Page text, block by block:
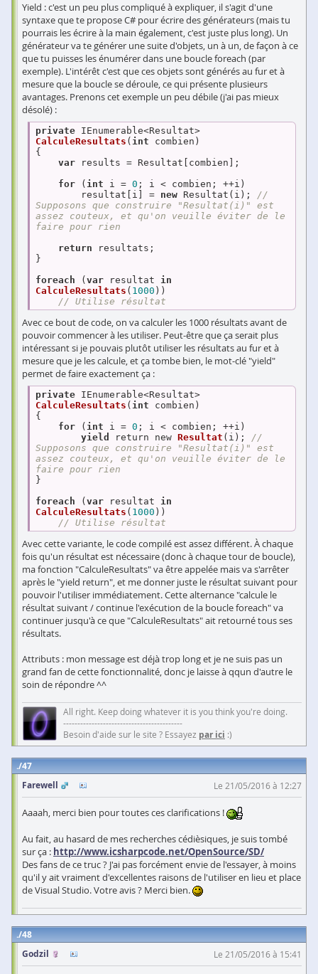
Yield : c'est un peu plus compliqué à expliquer, il s'agit d'une
syntaxe que te propose C# pour écrire des générateurs (mais tu
pourrais les écrire à la main également, c'est juste plus long). Un
générateur va te générer une suite d'objets, un à un, de façon à ce
que tu puisses les énumérer dans une boucle foreach (par
exemple). L'intérêt c'est que ces objets sont générés au fur et à
mesure que la boucle se déroule, ce qui présente plusieurs
avantages. Prenons cet exemple un peu débile (j'ai pas mieux
désolé) :
private
CalculeResultats ( int combien
{
var results = Resultat[combien];
for ( int i = 0 ; i < combien; ++i)
        resultat[i] =
new Resultat(i); //
Supposons que construire "Resultat(i)" est
assez couteux, et qu'on veuille éviter de le
faire pour rien
return resultats;
}
foreach ( var resultat in
CalculeResultats ( 1000 ))
// Utilise résultat
Avec ce bout de code, on va calculer les 1000 résultats avant de
pouvoir commencer à les utiliser. Peut-être que ça serait plus
intéressant si je pouvais plutôt utiliser les résultats au fur et à
mesure que je les calcule, et ça tombe bien, le mot-clé "yield"
permet de faire exactement ça :
private
CalculeResultats ( int combien
{
for ( int i = 0 ; i < combien; ++i)
yield
return new Resultat ( i ) ; //
Supposons que construire "Resultat(i)" est
assez couteux, et qu'on veuille éviter de le
faire pour rien
}
foreach ( var resultat in
CalculeResultats ( 1000 ))
// Utilise résultat
Avec cette variante, le code compilé est assez différent. À chaque
fois qu'un résultat est nécessaire (donc à chaque tour de boucle),
ma fonction "CalculeResultats" va être appelée mais va s'arrêter
après le "yield return", et me donner juste le résultat suivant pour
pouvoir l'utiliser immédiatement. Cette alternance "calcule le
résultat suivant / continue l'exécution de la boucle foreach" va
continuer jusqu'à ce que "CalculeResultats" ait retourné tous ses
résultats.
Attributs : mon message est déjà trop long et je ne suis pas un
grand fan de cette fonctionnalité, donc je laisse à qqun d'autre le
soin de répondre ^^
All right. Keep doing whatever it is you think you're doing.
------------------------------------------
Besoin d'aide sur le site ? Essayez par ici :)
47
Farewell
Le 21/05/2016 à 12:27
Aaaah, merci bien pour toutes ces clarifications !
Au fait, au hasard de mes recherches cédièsiques, je suis tombé
sur ça : http://www.icsharpcode.net/OpenSource/SD/
Des fans de ce truc ? J'ai pas forcément envie de l'essayer, à moins
qu'il y ait vraiment d'excellentes raisons de l'utiliser en lieu et place
de Visual Studio. Votre avis ? Merci bien.
48
Godzil
Le 21/05/2016 à 15:41